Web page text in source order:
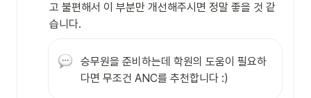
고 불편해서 이 부분만 개선해주시면 정말 좋을 것 같
습니다.
승무원을 준비하는데 학원의 도움이 필요하
다면 무조건 ANC를 추천합니다 :)